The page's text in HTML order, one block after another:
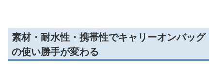
素材・耐水性・携帯性でキャリーオンバッグ
の使い勝手が変わる